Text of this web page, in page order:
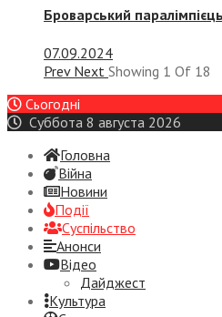
Броварський
07.09.2024
Prev Next Showing 1 Of 18
Сьогодні
Суббота 8 августа 2026
Головна
Війна
Новини
Події
Суспiльство
Анонси
Відео
Дайджест
Культура